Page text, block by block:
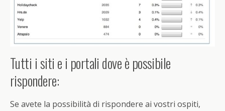
Tutti i siti e i portali dove è possibile
rispondere:
Se avete la possibilità di rispondere ai vostri ospiti,